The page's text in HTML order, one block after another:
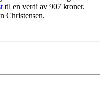
til en verdi av 907 kroner.
Christensen.